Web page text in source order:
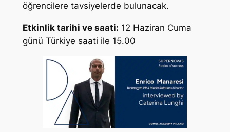
öğrencilere tavsiyelerde bulunacak.
Etkinlik tarihi ve saati: 12 Haziran Cuma
günü Türkiye saati ile 15.00